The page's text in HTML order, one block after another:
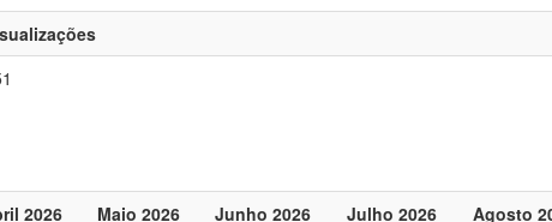
2026 Maio 2026 Junho 2026 Julho 2026
Agosto